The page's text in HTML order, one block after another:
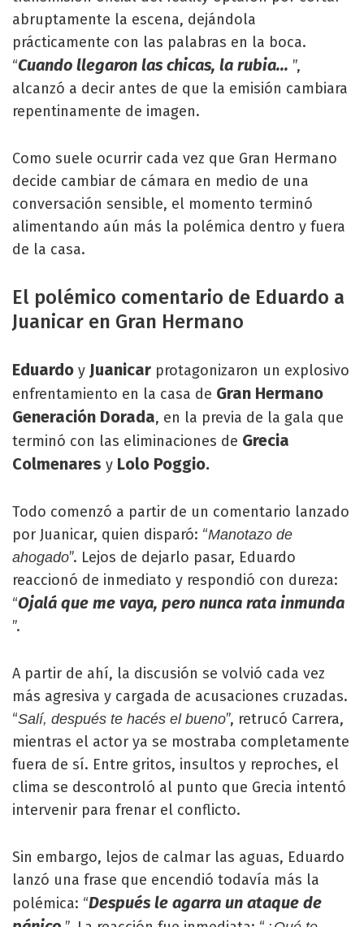
abruptamente la escena, dejándola
prácticamente con las palabras en la boca.
“Cuando llegaron las chicas, la rubia... ”,
alcanzó a decir antes de que la emisión cambiara
repentinamente de imagen.
Como suele ocurrir cada vez que Gran Hermano
decide cambiar de cámara en medio de una
conversación sensible, el momento terminó
alimentando aún más la polémica dentro y fuera
de la casa.
El polémico comentario de Eduardo a
Juanicar en Gran Hermano
Eduardo y Juanicar protagonizaron un explosivo
enfrentamiento en la casa de Gran Hermano
Generación Dorada, en la previa de la gala que
terminó con las eliminaciones de Grecia
Colmenares y Lolo Poggio.
Todo comenzó a partir de un comentario lanzado
por Juanicar, quien disparó: “Manotazo de
ahogado”. Lejos de dejarlo pasar, Eduardo
reaccionó de inmediato y respondió con dureza:
“Ojalá que me vaya, pero nunca rata inmunda
”.
A partir de ahí, la discusión se volvió cada vez
más agresiva y cargada de acusaciones cruzadas.
“Salí, después te hacés el bueno”, retrucó Carrera,
mientras el actor ya se mostraba completamente
fuera de sí. Entre gritos, insultos y reproches, el
clima se descontroló al punto que Grecia intentó
intervenir para frenar el conflicto.
Sin embargo, lejos de calmar las aguas, Eduardo
lanzó una frase que encendió todavía más la
polémica: “Después le agarra un ataque de